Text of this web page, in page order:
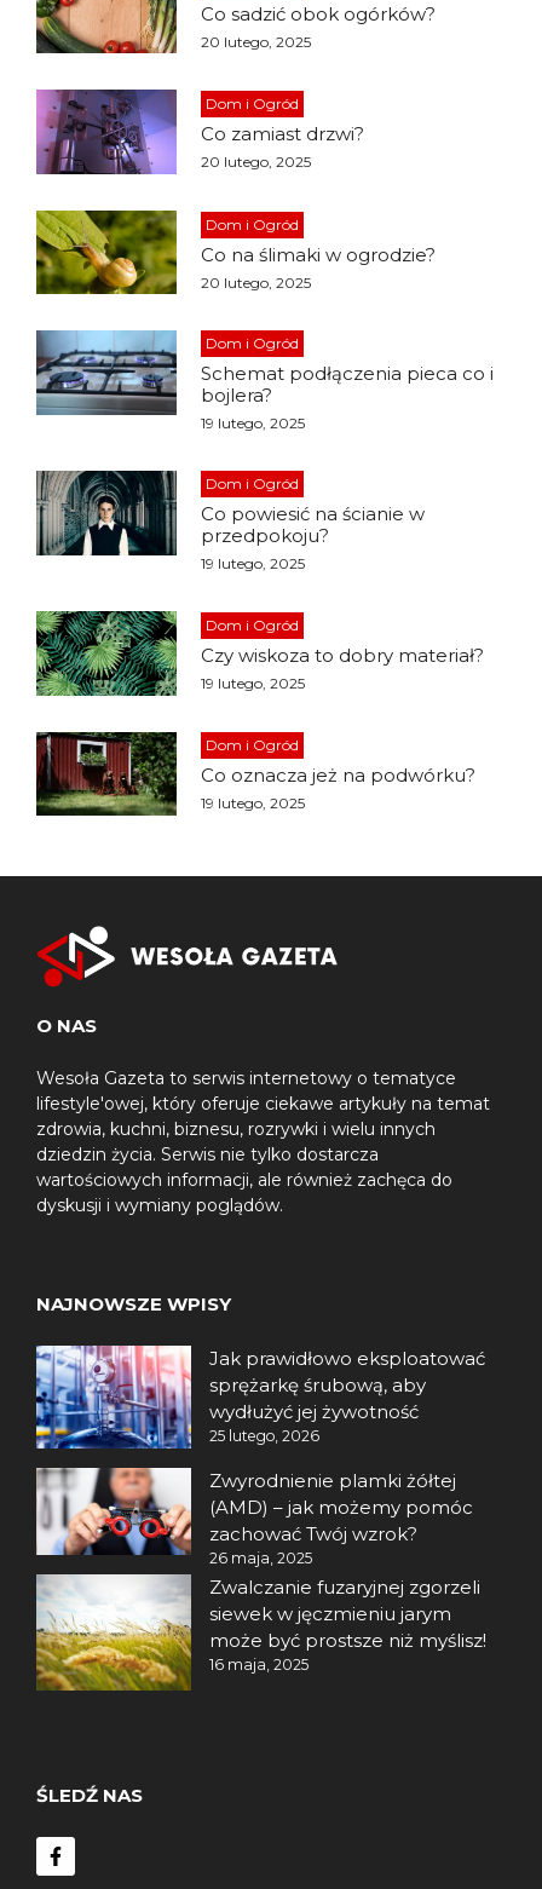
Co sadzić obok ogórków?
20 lutego, 2025
Dom i Ogród
Co zamiast drzwi?
20 lutego, 2025
Dom i Ogród
Co na ślimaki w ogrodzie?
20 lutego, 2025
Dom i Ogród
Schemat podłączenia pieca co i
bojlera?
19 lutego, 2025
Dom i Ogród
Co powiesić na ścianie w
przedpokoju?
19 lutego, 2025
Dom i Ogród
Czy wiskoza to dobry materiał?
19 lutego, 2025
Dom i Ogród
Co oznacza jeż na podwórku?
19 lutego, 2025
O NAS
Wesoła Gazeta to serwis internetowy o tematyce
lifestyle'owej, który oferuje ciekawe artykuły na temat
zdrowia, kuchni, biznesu, rozrywki i wielu innych
dziedzin życia. Serwis nie tylko dostarcza
wartościowych informacji, ale również zachęca do
dyskusji i wymiany poglądów.
NAJNOWSZE WPISY
Jak prawidłowo eksploatować
sprężarkę śrubową, aby
wydłużyć jej żywotność
25 lutego, 2026
Zwyrodnienie plamki żółtej
(AMD) – jak możemy pomóc
zachować Twój wzrok?
26 maja, 2025
Zwalczanie fuzaryjnej zgorzeli
siewek w jęczmieniu jarym
może być prostsze niż myślisz!
16 maja, 2025
ŚLEDŹ NAS